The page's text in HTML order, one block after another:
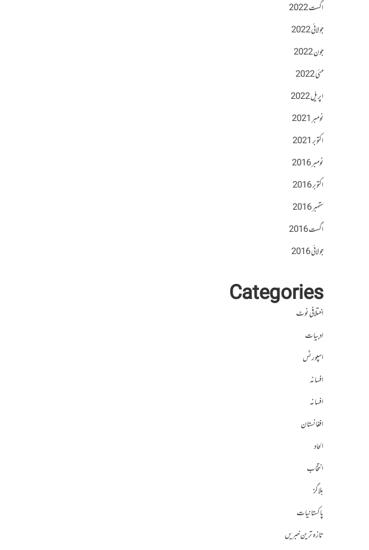
اگست 2022
جولائی 2022
جون 2022
مئی 2022
اپریل 2022
نومبر 2021
اکتوبر 2021
نومبر 2016
اکتوبر 2016
ستمبر 2016
اگست 2016
جولائی 2016
Categories
اختلافی نوٹ
ادبیات
اسپورٹس
افسانہ
افسانہ
افغانستان
الحاد
انتخاب
بلاگز
پاکستانیات
تازہ ترین خبریں